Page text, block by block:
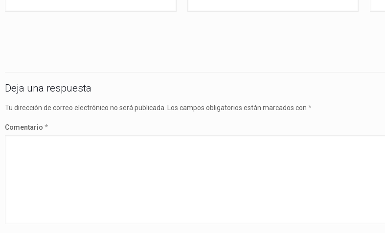
Deja una respuesta
Tu dirección de correo electrónico no será publicada. Los campos obligatorios están marcados con *
Comentario *